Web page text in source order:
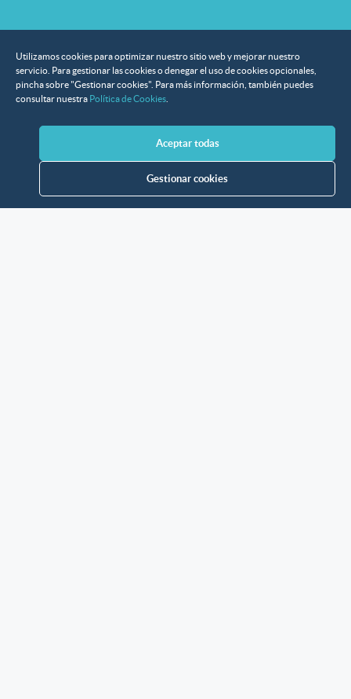
Utilizamos cookies para optimizar nuestro sitio web y mejorar nuestro
servicio. Para gestionar las cookies o denegar el uso de cookies opcionales,
pincha sobre "Gestionar cookies". Para más información, también puedes
consultar nuestra Política de Cookies
Aceptar todas
Gestionar cookies